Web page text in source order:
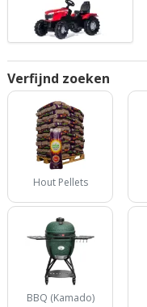
Verfijnd zoeken
Hout Pellets
BBQ (Kamado)